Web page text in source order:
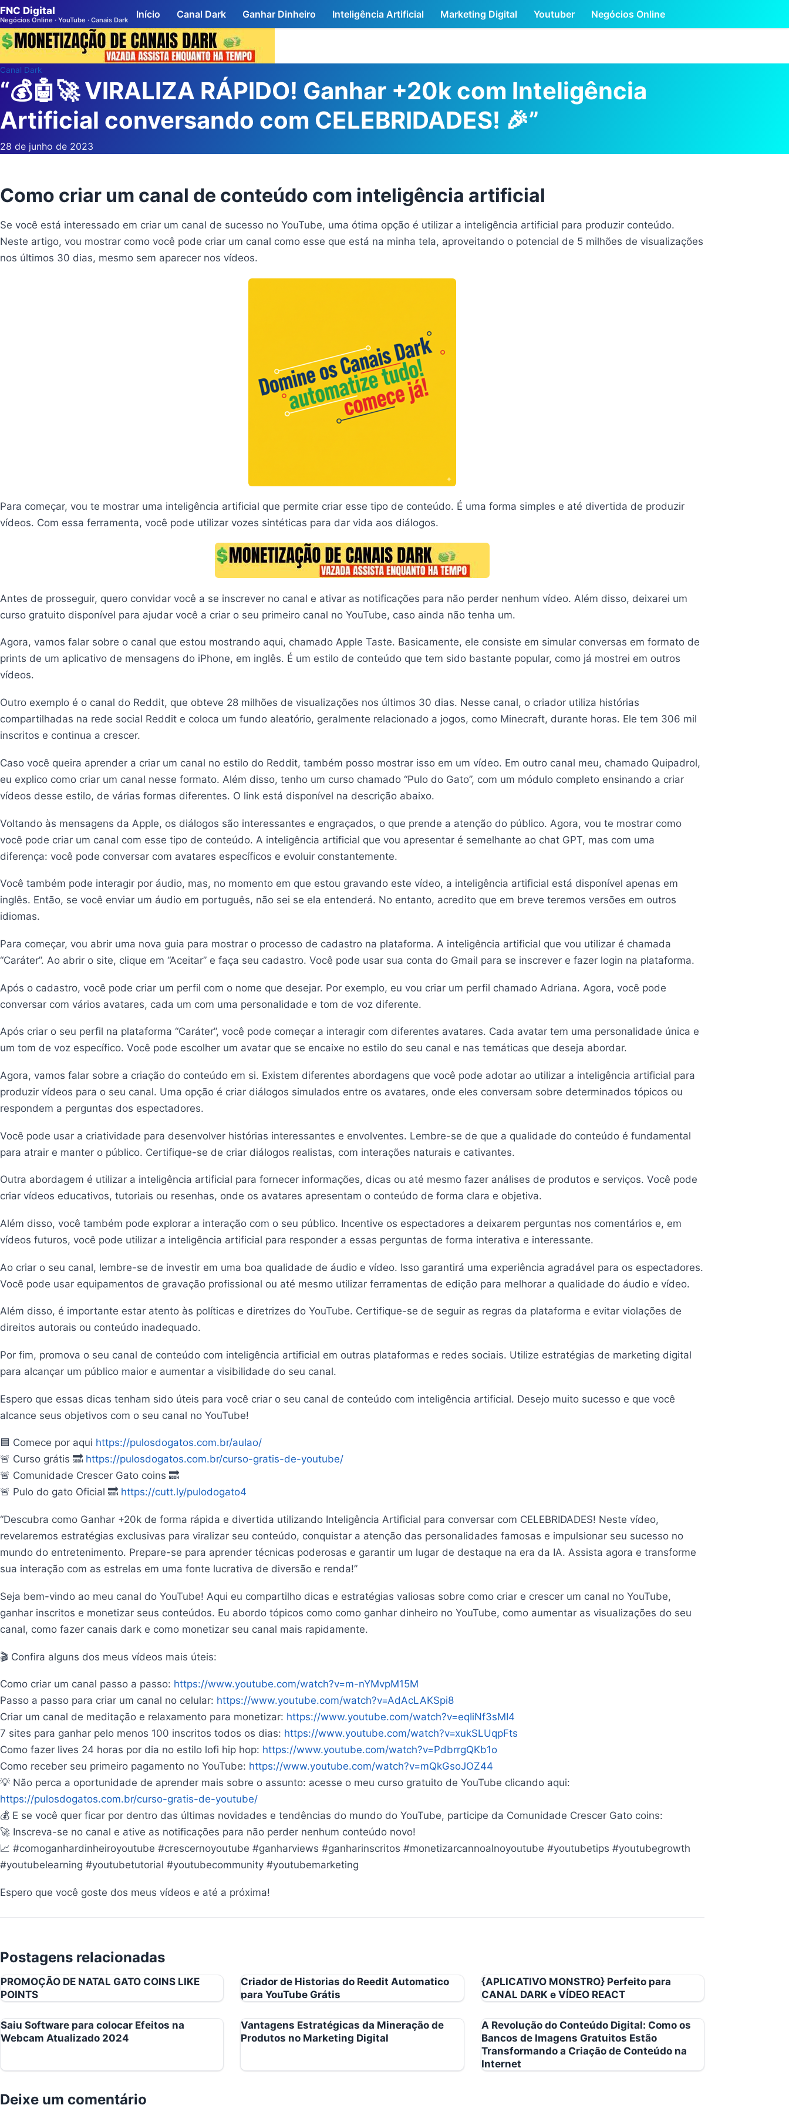
FNC Digital
Negócios Online · YouTube · Canais Dark Início Canal Dark Ganhar Dinheiro Inteligência Artificial Marketing Digital Youtuber Negócios Online
Canal Dark
“💰🤖🚀 VIRALIZA RÁPIDO! Ganhar +20k com Inteligência
Artificial conversando com CELEBRIDADES! 🎉”
28 de junho de 2023
Como criar um canal de conteúdo com inteligência artificial
Se você está interessado em criar um canal de sucesso no YouTube, uma ótima opção é utilizar a inteligência artificial para produzir conteúdo.
Neste artigo, vou mostrar como você pode criar um canal como esse que está na minha tela, aproveitando o potencial de 5 milhões de visualizações
nos últimos 30 dias, mesmo sem aparecer nos vídeos.
Para começar, vou te mostrar uma inteligência artificial que permite criar esse tipo de conteúdo. É uma forma simples e até divertida de produzir
vídeos. Com essa ferramenta, você pode utilizar vozes sintéticas para dar vida aos diálogos.
Antes de prosseguir, quero convidar você a se inscrever no canal e ativar as notificações para não perder nenhum vídeo. Além disso, deixarei um
curso gratuito disponível para ajudar você a criar o seu primeiro canal no YouTube, caso ainda não tenha um.
Agora, vamos falar sobre o canal que estou mostrando aqui, chamado Apple Taste. Basicamente, ele consiste em simular conversas em formato de
prints de um aplicativo de mensagens do iPhone, em inglês. É um estilo de conteúdo que tem sido bastante popular, como já mostrei em outros
vídeos.
Outro exemplo é o canal do Reddit, que obteve 28 milhões de visualizações nos últimos 30 dias. Nesse canal, o criador utiliza histórias
compartilhadas na rede social Reddit e coloca um fundo aleatório, geralmente relacionado a jogos, como Minecraft, durante horas. Ele tem 306 mil
inscritos e continua a crescer.
Caso você queira aprender a criar um canal no estilo do Reddit, também posso mostrar isso em um vídeo. Em outro canal meu, chamado Quipadrol,
eu explico como criar um canal nesse formato. Além disso, tenho um curso chamado “Pulo do Gato”, com um módulo completo ensinando a criar
vídeos desse estilo, de várias formas diferentes. O link está disponível na descrição abaixo.
Voltando às mensagens da Apple, os diálogos são interessantes e engraçados, o que prende a atenção do público. Agora, vou te mostrar como
você pode criar um canal com esse tipo de conteúdo. A inteligência artificial que vou apresentar é semelhante ao chat GPT, mas com uma
diferença: você pode conversar com avatares específicos e evoluir constantemente.
Você também pode interagir por áudio, mas, no momento em que estou gravando este vídeo, a inteligência artificial está disponível apenas em
inglês. Então, se você enviar um áudio em português, não sei se ela entenderá. No entanto, acredito que em breve teremos versões em outros
idiomas.
Para começar, vou abrir uma nova guia para mostrar o processo de cadastro na plataforma. A inteligência artificial que vou utilizar é chamada
“Caráter”. Ao abrir o site, clique em “Aceitar” e faça seu cadastro. Você pode usar sua conta do Gmail para se inscrever e fazer login na plataforma.
Após o cadastro, você pode criar um perfil com o nome que desejar. Por exemplo, eu vou criar um perfil chamado Adriana. Agora, você pode
conversar com vários avatares, cada um com uma personalidade e tom de voz diferente.
Após criar o seu perfil na plataforma “Caráter”, você pode começar a interagir com diferentes avatares. Cada avatar tem uma personalidade única e
um tom de voz específico. Você pode escolher um avatar que se encaixe no estilo do seu canal e nas temáticas que deseja abordar.
Agora, vamos falar sobre a criação do conteúdo em si. Existem diferentes abordagens que você pode adotar ao utilizar a inteligência artificial para
produzir vídeos para o seu canal. Uma opção é criar diálogos simulados entre os avatares, onde eles conversam sobre determinados tópicos ou
respondem a perguntas dos espectadores.
Você pode usar a criatividade para desenvolver histórias interessantes e envolventes. Lembre-se de que a qualidade do conteúdo é fundamental
para atrair e manter o público. Certifique-se de criar diálogos realistas, com interações naturais e cativantes.
Outra abordagem é utilizar a inteligência artificial para fornecer informações, dicas ou até mesmo fazer análises de produtos e serviços. Você pode
criar vídeos educativos, tutoriais ou resenhas, onde os avatares apresentam o conteúdo de forma clara e objetiva.
Além disso, você também pode explorar a interação com o seu público. Incentive os espectadores a deixarem perguntas nos comentários e, em
vídeos futuros, você pode utilizar a inteligência artificial para responder a essas perguntas de forma interativa e interessante.
Ao criar o seu canal, lembre-se de investir em uma boa qualidade de áudio e vídeo. Isso garantirá uma experiência agradável para os espectadores.
Você pode usar equipamentos de gravação profissional ou até mesmo utilizar ferramentas de edição para melhorar a qualidade do áudio e vídeo.
Além disso, é importante estar atento às políticas e diretrizes do YouTube. Certifique-se de seguir as regras da plataforma e evitar violações de
direitos autorais ou conteúdo inadequado.
Por fim, promova o seu canal de conteúdo com inteligência artificial em outras plataformas e redes sociais. Utilize estratégias de marketing digital
para alcançar um público maior e aumentar a visibilidade do seu canal.
Espero que essas dicas tenham sido úteis para você criar o seu canal de conteúdo com inteligência artificial. Desejo muito sucesso e que você
alcance seus objetivos com o seu canal no YouTube!
🟦 Comece por aqui https://pulosdogatos.com.br/aulao/
🚨 Curso grátis 🔜 https://pulosdogatos.com.br/curso-gratis-de-youtube/
🚨 Comunidade Crescer Gato coins 🔜
🚨 Pulo do gato Oficial 🔜 https://cutt.ly/pulodogato4
“Descubra como Ganhar +20k de forma rápida e divertida utilizando Inteligência Artificial para conversar com CELEBRIDADES! Neste vídeo,
revelaremos estratégias exclusivas para viralizar seu conteúdo, conquistar a atenção das personalidades famosas e impulsionar seu sucesso no
mundo do entretenimento. Prepare-se para aprender técnicas poderosas e garantir um lugar de destaque na era da IA. Assista agora e transforme
sua interação com as estrelas em uma fonte lucrativa de diversão e renda!”
Seja bem-vindo ao meu canal do YouTube! Aqui eu compartilho dicas e estratégias valiosas sobre como criar e crescer um canal no YouTube,
ganhar inscritos e monetizar seus conteúdos. Eu abordo tópicos como como ganhar dinheiro no YouTube, como aumentar as visualizações do seu
canal, como fazer canais dark e como monetizar seu canal mais rapidamente.
🎬 Confira alguns dos meus vídeos mais úteis:
Como criar um canal passo a passo: https://www.youtube.com/watch?v=m-nYMvpM15M
Passo a passo para criar um canal no celular: https://www.youtube.com/watch?v=AdAcLAKSpi8
Criar um canal de meditação e relaxamento para monetizar: https://www.youtube.com/watch?v=eqIiNf3sMI4
7 sites para ganhar pelo menos 100 inscritos todos os dias: https://www.youtube.com/watch?v=xukSLUqpFts
Como fazer lives 24 horas por dia no estilo lofi hip hop: https://www.youtube.com/watch?v=PdbrrgQKb1o
Como receber seu primeiro pagamento no YouTube: https://www.youtube.com/watch?v=mQkGsoJOZ44
💡 Não perca a oportunidade de aprender mais sobre o assunto: acesse o meu curso gratuito de YouTube clicando aqui:
https://pulosdogatos.com.br/curso-gratis-de-youtube/
💰 E se você quer ficar por dentro das últimas novidades e tendências do mundo do YouTube, participe da Comunidade Crescer Gato coins:
🚀 Inscreva-se no canal e ative as notificações para não perder nenhum conteúdo novo!
📈 #comoganhardinheiroyoutube #crescernoyoutube #ganharviews #ganharinscritos #monetizarcannoalnoyoutube #youtubetips #youtubegrowth
#youtubelearning #youtubetutorial #youtubecommunity #youtubemarketing
Espero que você goste dos meus vídeos e até a próxima!
Postagens relacionadas
PROMOÇÃO DE NATAL GATO COINS LIKE
POINTS
Criador de Historias do Reedit Automatico
para YouTube Grátis
{APLICATIVO MONSTRO} Perfeito para
CANAL DARK e VÍDEO REACT
Saiu Software para colocar Efeitos na
Webcam Atualizado 2024
Vantagens Estratégicas da Mineração de
Produtos no Marketing Digital
A Revolução do Conteúdo Digital: Como os
Bancos de Imagens Gratuitos Estão
Transformando a Criação de Conteúdo na
Internet
Deixe um comentário